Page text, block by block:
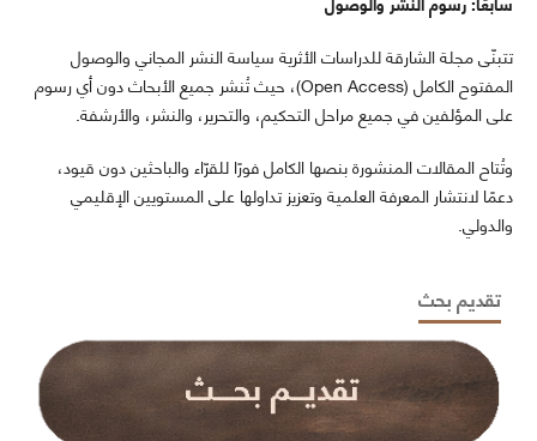
تتبنّى مجلة الشارقة للدراسات الأثرية سياسة النشر المجاني والوصول
المفتوح الكامل (Open Access)، حيث تُنشر جميع الأبحاث دون أي رسوم
على المؤلفين في جميع مراحل التحكيم، والتحرير، والنشر، والأرشفة.
وتُتاح المقالات المنشورة بنصها الكامل فورًا للقرّاء والباحثين دون قيود،
دعمًا لانتشار المعرفة العلمية وتعزيز تداولها على المستويين الإقليمي
والدولي.
تقديم بحث